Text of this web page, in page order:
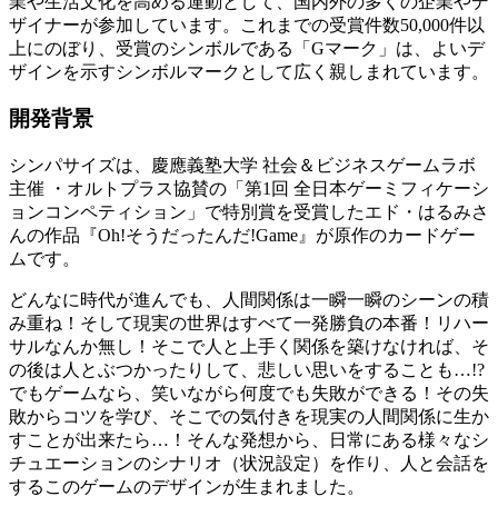
ザイナーが参加しています。これまでの受賞件数50,000件以
上にのぼり、受賞のシンボルである「Gマーク」は、よいデ
ザインを示すシンボルマークとして広く親しまれています。
開発背景
シンパサイズは、慶應義塾大学 社会＆ビジネスゲームラボ
主催 ・オルトプラス協賛の「第1回 全日本ゲーミフィケーシ
ョンコンペティション」で特別賞を受賞したエド・はるみさ
んの作品『Oh!そうだったんだ!Game』が原作のカードゲー
ムです。
どんなに時代が進んでも、人間関係は一瞬一瞬のシーンの積
み重ね！そして現実の世界はすべて一発勝負の本番！リハー
サルなんか無し！そこで人と上手く関係を築けなければ、そ
の後は人とぶつかったりして、悲しい思いをすることも…!?
でもゲームなら、笑いながら何度でも失敗ができる！その失
敗からコツを学び、そこでの気付きを現実の人間関係に生か
すことが出来たら…！そんな発想から、日常にある様々なシ
チュエーションのシナリオ（状況設定）を作り、人と会話を
するこのゲームのデザインが生まれました。